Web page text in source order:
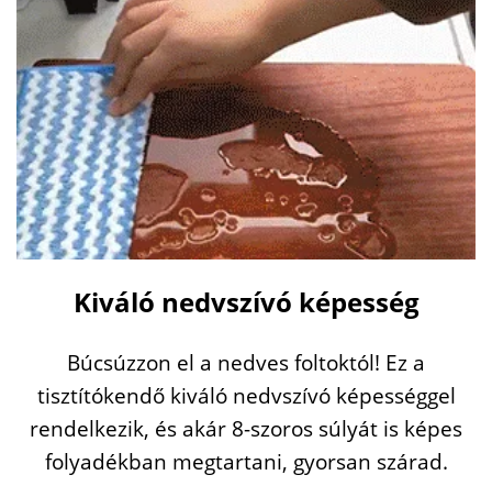
Kiváló nedvszívó képesség
Búcsúzzon el a nedves foltoktól! Ez a
tisztítókendő kiváló nedvszívó képességgel
rendelkezik, és akár 8-szoros súlyát is képes
folyadékban megtartani, gyorsan szárad.